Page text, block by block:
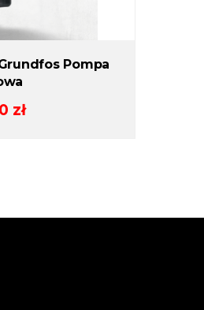
Pompa
zł